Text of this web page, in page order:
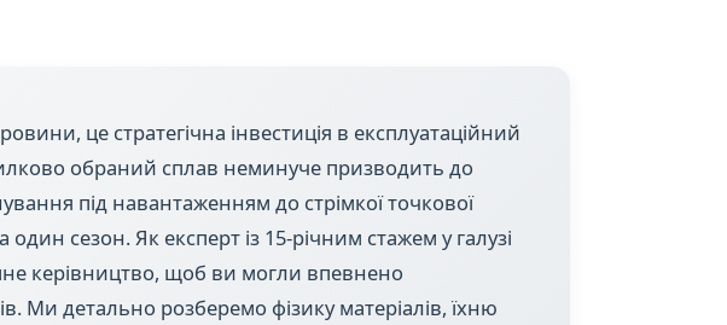
це стратегічна інвестиція в експлуатаційний
обраний сплав неминуче призводить до
під навантаженням до стрімкої точкової
сезон. Як експерт із 15-річним стажем у галузі
керівництво, щоб ви могли впевнено
Ми детально розберемо фізику матеріалів, їхню